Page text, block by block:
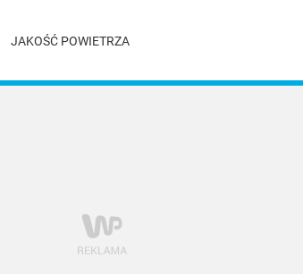
JAKOŚĆ POWIETRZA